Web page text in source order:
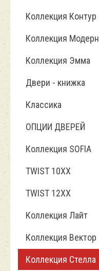
Коллекция Контур
Коллекция Модерн
Коллекция Эмма
Двери - книжка
Классика
ОПЦИИ ДВЕРЕЙ
Коллекция SOFIA
TWIST 10ХХ
TWIST 12XX
Коллекция Лайт
Коллекция Вектор
Коллекция Стелла